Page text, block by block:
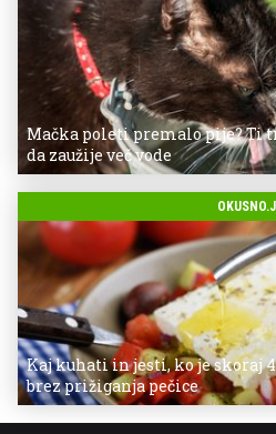
Mačka poleti premalo pije? Ti
da zaužije več vode
Kaj kuhati in jesti, ko je skoraj
brez prižiganja pečice